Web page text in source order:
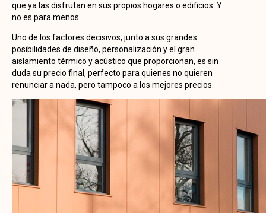
que ya las disfrutan en sus propios hogares o edificios. Y
no es para menos.
Uno de los factores decisivos, junto a sus grandes
posibilidades de diseño, personalización y el gran
aislamiento térmico y acústico que proporcionan, es sin
duda su precio final, perfecto para quienes no quieren
renunciar a nada, pero tampoco a los mejores precios.